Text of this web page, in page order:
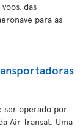
das
para as
ser operado por
Air Transat. Uma